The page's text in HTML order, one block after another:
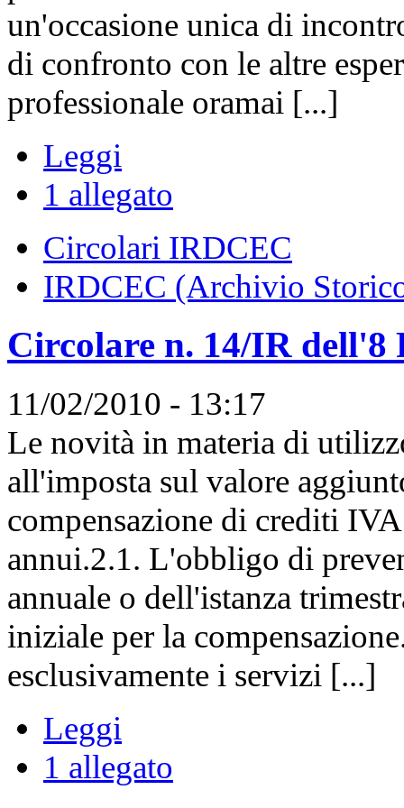
un'occasione unica di
di confronto con le altre
professionale oramai [...]
Leggi
1 allegato
Circolari IRDCEC
IRDCEC (Archivio
Circolare n. 14/IR dell'8
11/02/2010 - 13:17
Le novità in materia di
all'imposta sul valore
compensazione di crediti
annui.2.1. L'obbligo di
annuale o dell'istanza
iniziale per la
esclusivamente i servizi [...]
Leggi
1 allegato